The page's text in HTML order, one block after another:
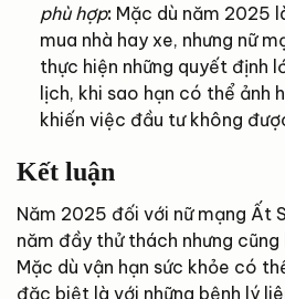
phù hợp: Mặc dù năm 2025
mua nhà hay xe, nhưng nữ
thực hiện những quyết định
lịch, khi sao hạn có thể ảnh
khiến việc đầu tư không
Kết luận
Năm 2025 đối với nữ mạng Ất
năm đầy thử thách nhưng
Mặc dù vận hạn sức khỏe có
đặc biệt là với những bệnh lý